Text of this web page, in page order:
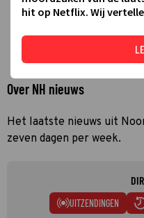
Over NH nieuws
Het laatste nieuws uit
zeven dagen per week.
UITZENDINGEN
hit op Netflix. Wij